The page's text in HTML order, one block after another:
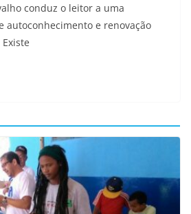
conduz o leitor a uma
autoconhecimento e renovação